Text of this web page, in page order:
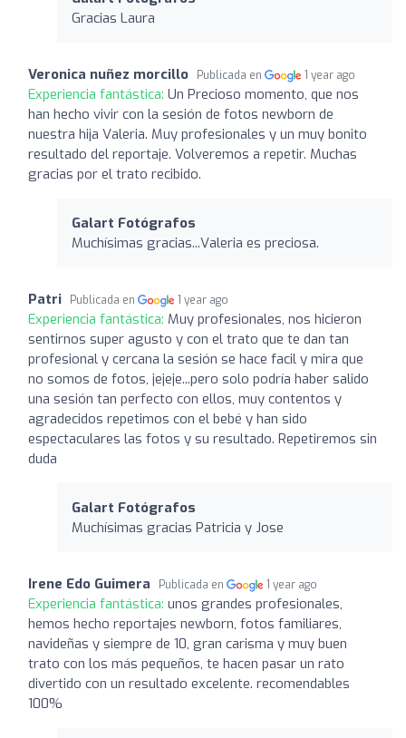
Gracias Laura
Veronica nuñez morcillo Publicada en 1 year ago
Experiencia fantástica: Un Precioso momento, que nos
han hecho vivir con la sesión de fotos newborn de
nuestra hija Valeria. Muy profesionales y un muy bonito
resultado del reportaje. Volveremos a repetir. Muchas
gracias por el trato recibido.
Galart Fotógrafos
Muchísimas gracias...Valeria es preciosa.
Patri Publicada en 1 year ago
Experiencia fantástica: Muy profesionales, nos hicieron
sentirnos super agusto y con el trato que te dan tan
profesional y cercana la sesión se hace facil y mira que
no somos de fotos, jejeje...pero solo podría haber salido
una sesión tan perfecto con ellos, muy contentos y
agradecidos repetimos con el bebé y han sido
espectaculares las fotos y su resultado. Repetiremos sin
duda
Galart Fotógrafos
Muchísimas gracias Patricia y Jose
Irene Edo Guimera Publicada en 1 year ago
Experiencia fantástica: unos grandes profesionales,
hemos hecho reportajes newborn, fotos familiares,
navideñas y siempre de 10, gran carisma y muy buen
trato con los más pequeños, te hacen pasar un rato
divertido con un resultado excelente. recomendables
100%